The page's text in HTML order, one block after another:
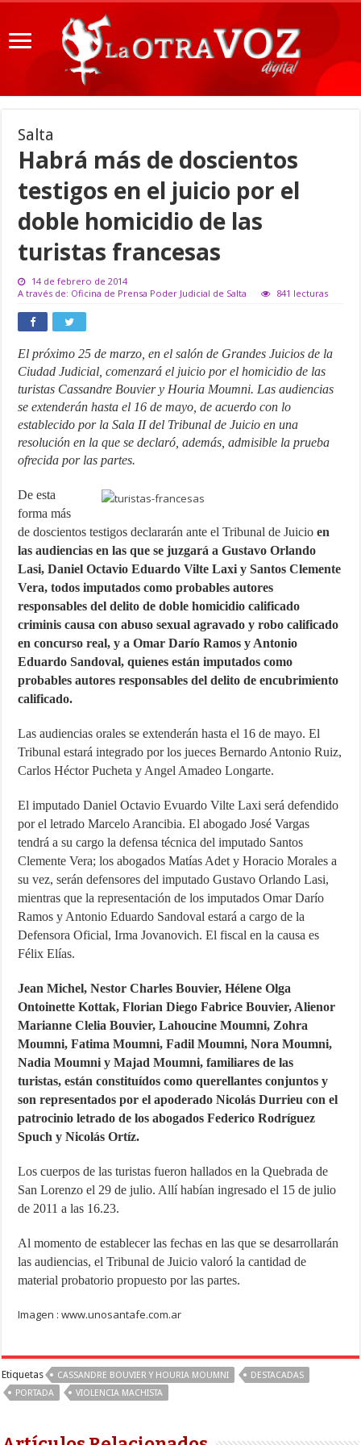
Salta
Habrá más de doscientos
testigos en el juicio por el
doble homicidio de las
turistas francesas
14 de febrero de 2014
A través de: Oficina de Prensa Poder Judicial de Salta
841 lecturas
El próximo 25 de marzo, en el salón de Grandes Juicios de la
Ciudad Judicial, comenzará el juicio por el homicidio de las
turistas Cassandre Bouvier y Houria Moumni. Las audiencias
se extenderán hasta el 16 de mayo, de acuerdo con lo
establecido por la Sala II del Tribunal de Juicio en una
resolución en la que se declaró, además, admisible la prueba
ofrecida por las partes.
De esta
forma más
de doscientos testigos declararán ante el Tribunal de Juicioen
las audiencias en las que se juzgará a Gustavo Orlando
Lasi, Daniel Octavio Eduardo Vilte Laxi y Santos Clemente
Vera, todos imputados como probables autores
responsables del delito de doble homicidio calificado
criminis causa con abuso sexual agravado y robo calificado
en concurso real, y a Omar Darío Ramos y Antonio
Eduardo Sandoval, quienes están imputados como
probables autores responsables del delito de encubrimiento
calificado.
Las audiencias orales se extenderán hasta el 16 de mayo. El
Tribunal estará integrado por los jueces Bernardo Antonio Ruiz,
Carlos Héctor Pucheta y Angel Amadeo Longarte.
El imputado Daniel Octavio Evuardo Vilte Laxi será defendido
por el letrado Marcelo Arancibia. El abogado José Vargas
tendrá a su cargo la defensa técnica del imputado Santos
Clemente Vera; los abogados Matías Adet y Horacio Morales a
su vez, serán defensores del imputado Gustavo Orlando Lasi,
mientras que la representación de los imputados Omar Darío
Ramos y Antonio Eduardo Sandoval estará a cargo de la
Defensora Oficial, Irma Jovanovich. El fiscal en la causa es
Félix Elías.
Jean Michel, Nestor Charles Bouvier, Hélene Olga
Ontoinette Kottak, Florian Diego Fabrice Bouvier, Alienor
Marianne Clelia Bouvier, Lahoucine Moumni, Zohra
Moumni, Fatima Moumni, Fadil Moumni, Nora Moumni,
Nadia Moumni y Majad Moumni, familiares de las
turistas, están constituídos como querellantes conjuntos y
son representados por el apoderado Nicolás Durrieu con el
patrocinio letrado de los abogados Federico Rodríguez
Spuch y Nicolás Ortíz.
Los cuerpos de las turistas fueron hallados en la Quebrada de
San Lorenzo el 29 de julio. Allí habían ingresado el 15 de julio
de 2011 a las 16.23.
Al momento de establecer las fechas en las que se desarrollarán
las audiencias, el Tribunal de Juicio valoró la cantidad de
material probatorio propuesto por las partes.
Imagen : www.unosantafe.com.ar
Etiquetas CASSANDRE BOUVIER Y HOURIA MOUMNI
DESTACADAS
PORTADA
VIOLENCIA MACHISTA